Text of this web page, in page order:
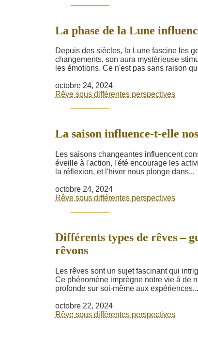
La phase de la Lune
Depuis des siècles, la Lune fascine les
changements, son aura mystérieuse
les émotions. Ce n'est pas sans raison
octobre 24, 2024
Rêve sous différentes perspectives
La saison influence-t-elle
Les saisons changeantes influencent
éveille à l'action, l'été encourage les
la réflexion, et l'hiver nous plonge dans...
octobre 24, 2024
Rêve sous différentes perspectives
Différents types de rêves –
rêvons
Les rêves sont un sujet fascinant qui
Ce phénomène imprègne notre vie à de
profonde sur soi-même aux expériences...
octobre 22, 2024
Rêve sous différentes perspectives